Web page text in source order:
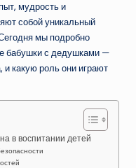
мудрость и
собой уникальный
мы подробно
бабушки с дедушками —
какую роль они играют
в воспитании детей